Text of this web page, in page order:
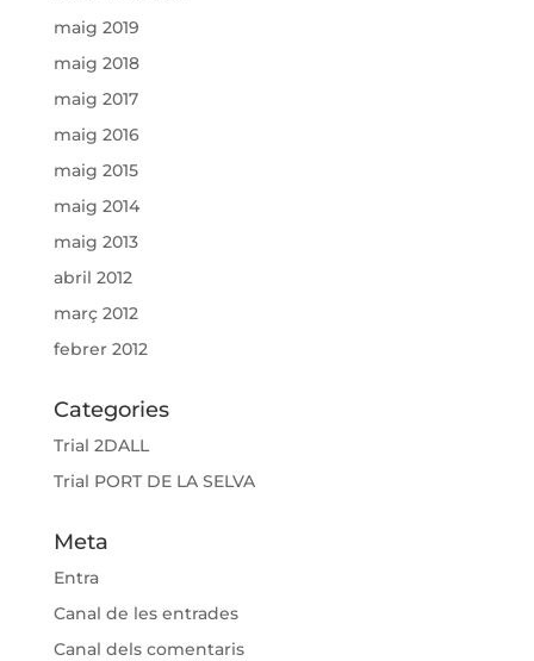
maig 2019
maig 2018
maig 2017
maig 2016
maig 2015
maig 2014
maig 2013
abril 2012
març 2012
febrer 2012
Categories
Trial 2DALL
Trial PORT DE LA SELVA
Meta
Entra
Canal de les entrades
Canal dels comentaris